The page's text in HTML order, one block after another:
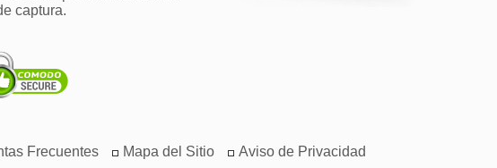
captura.
Frecuentes Mapa del Sitio Aviso de Privacidad